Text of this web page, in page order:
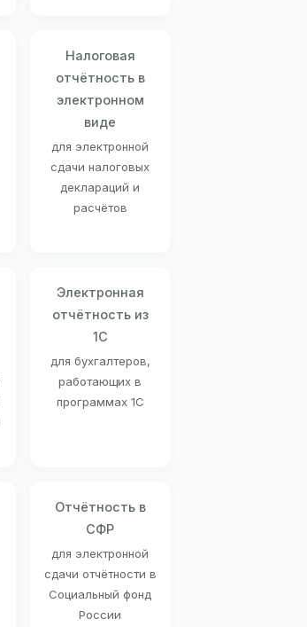
Налоговая
отчётность в
электронном
виде
для электронной
сдачи налоговых
деклараций и
расчётов
Электронная
отчётность из
1С
для бухгалтеров,
работающих в
программах 1С
Отчётность в
СФР
для электронной
сдачи отчётности в
Социальный фонд
России